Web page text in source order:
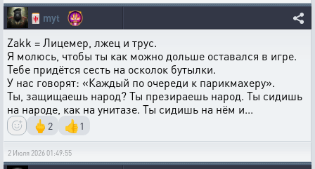
🀄 myt
Zakk = Лицемер, лжец и трус.
Я молюсь, чтобы ты как можно дольше оставался в игре.
Тебе придётся сесть на осколок бутылки.
У нас говорят: «Каждый по очереди к парикмахеру».
Ты, защищаешь народ? Ты презираешь народ. Ты сидишь
на народе, как на унитазе. Ты сидишь на нём и...
🖕 2 👍1
2 Июля 2026 01:49:55